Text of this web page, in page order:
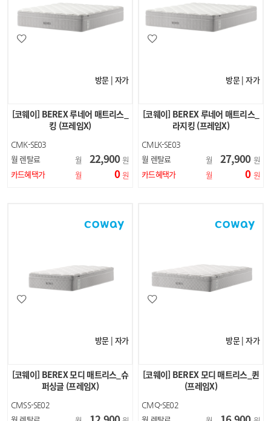
방문 | 자가
[코웨이] BEREX 루네어 매트리스_
킹 (프레임X)
CMK-SE03
월 렌탈료 월 22,900 원
카드혜택가
월 0 원
방문 | 자가
[코웨이] BEREX 루네어 매트리스_
라지킹 (프레임X)
CMLK-SE03
월 렌탈료 월 27,900 원
카드혜택가
월 0 원
방문 | 자가
[코웨이] BEREX 모디 매트리스_슈
퍼싱글 (프레임X)
CMSS-SE02
방문 | 자가
[코웨이] BEREX 모디 매트리스_퀸
(프레임X)
CMQ-SE02